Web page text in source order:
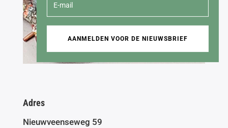
AANMELDEN VOOR DE NIEUWSBRIEF
Adres
Nieuwveenseweg 59